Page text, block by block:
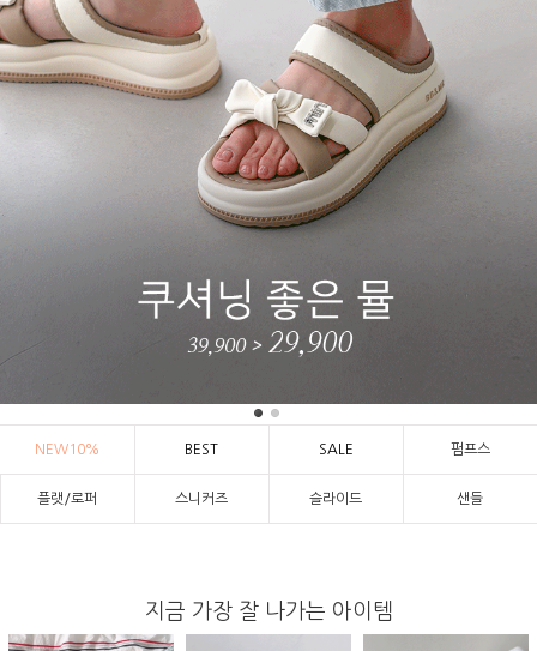
NEW10% BEST SALE 펌프스
플랫/로퍼 스니커즈 슬라이드 샌들
지금 가장 잘 나가는 아이템